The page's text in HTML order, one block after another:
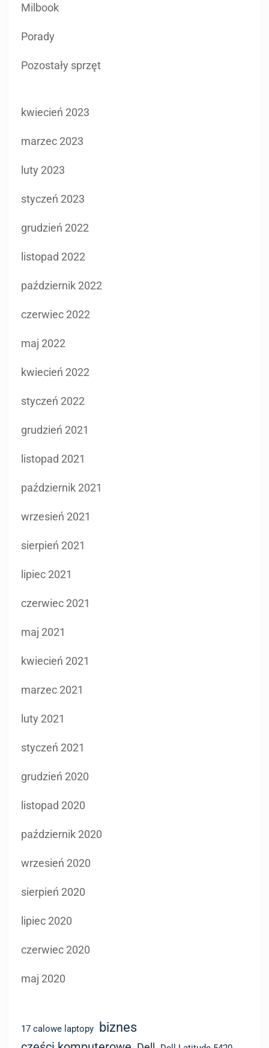
Milbook
Porady
Pozostały sprzęt
kwiecień 2023
marzec 2023
luty 2023
styczeń 2023
grudzień 2022
listopad 2022
październik 2022
czerwiec 2022
maj 2022
kwiecień 2022
styczeń 2022
grudzień 2021
listopad 2021
październik 2021
wrzesień 2021
sierpień 2021
lipiec 2021
czerwiec 2021
maj 2021
kwiecień 2021
marzec 2021
luty 2021
styczeń 2021
grudzień 2020
listopad 2020
październik 2020
wrzesień 2020
sierpień 2020
lipiec 2020
czerwiec 2020
maj 2020
17 calowe laptopy biznes